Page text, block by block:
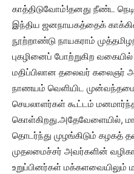
காத்திடுவோம்!தனது நீண்ட
இந்திய ஜனநாயகத்தைக்
நூற்றாண்டு நாயகராம்
புகழினைப் போற்றுகிற
மதிப்பிலான தலைவர் கலைஞர்
நாணயம் வெளியிட
செயலாளர்கள் கூட்டம்
கொள்கிறது.அதேவேளையில்,
தொடர்ந்து முழங்கிடும் கழகத்
முதலமைச்சர் அவர்களின்
உறுப்பினர்கள் மக்களவையிலும்